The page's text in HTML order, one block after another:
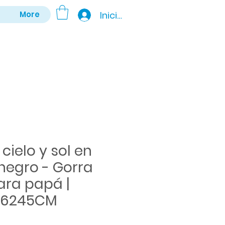
More Iniciar sesión
y sol en
- Gorra
papá |